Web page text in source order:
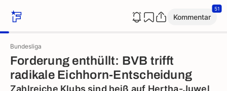
Kommentar
51
Bundesliga
Forderung enthüllt: BVB trifft
radikale Eichhorn-Entscheidung
Zahlreiche Klubs sind heiß auf Hertha-Juwel